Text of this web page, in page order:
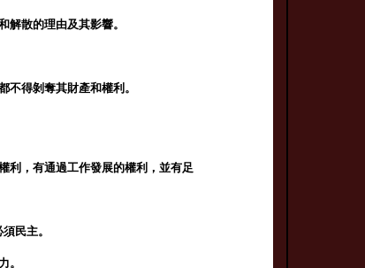
解散的理由及其影響。
不得剝奪其財產和權利。
利，有通過工作發展的權利，並有足
民主。
。